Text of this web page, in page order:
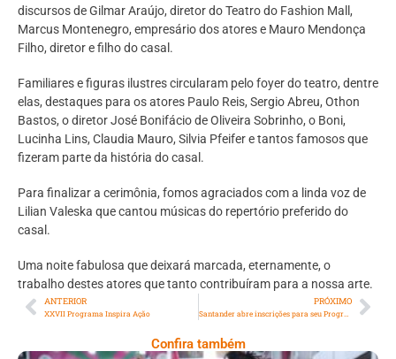
discursos de Gilmar Araújo, diretor do Teatro do Fashion Mall,
Marcus Montenegro, empresário dos atores e Mauro Mendonça
Filho, diretor e filho do casal.
Familiares e figuras ilustres circularam pelo foyer do teatro, dentre
elas, destaques para os atores Paulo Reis, Sergio Abreu, Othon
Bastos, o diretor José Bonifácio de Oliveira Sobrinho, o Boni,
Lucinha Lins, Claudia Mauro, Silvia Pfeifer e tantos famosos que
fizeram parte da história do casal.
Para finalizar a cerimônia, fomos agraciados com a linda voz de
Lilian Valeska que cantou músicas do repertório preferido do
casal.
Uma noite fabulosa que deixará marcada, eternamente, o
trabalho destes atores que tanto contribuíram para a nossa arte.
ANTERIOR
XXVII Programa Inspira Ação
PRÓXIMO
Santander abre inscrições para seu Programa de Estágio com vagas para o Rio de Janeiro
Confira também